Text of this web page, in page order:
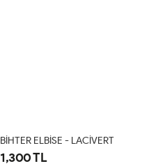
BİHTER ELBİSE - LACİVERT
1,300 TL